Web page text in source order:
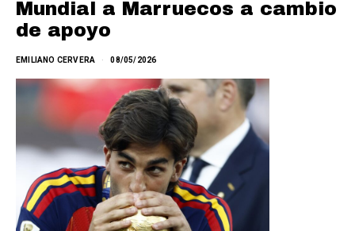
Mundial a Marruecos a cambio
de apoyo
EMILIANO CERVERA 08/05/2026